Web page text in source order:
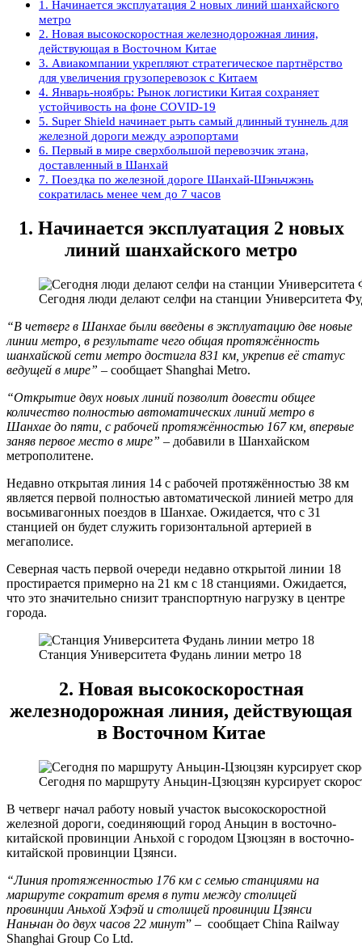
1. Начинается эксплуатация 2 новых линий шанхайского
метро
2. Новая высокоскоростная железнодорожная линия,
действующая в Восточном Китае
3. Авиакомпании укрепляют стратегическое партнёрство
для увеличения грузоперевозок с Китаем
4. Январь-ноябрь: Рынок логистики Китая сохраняет
устойчивость на фоне COVID-19
5. Super Shield начинает рыть самый длинный туннель для
железной дороги между аэропортами
6. Первый в мире сверхбольшой перевозчик этана,
доставленный в Шанхай
7. Поездка по железной дороге Шанхай-Шэньчжэнь
сократилась менее чем до 7 часов
1. Начинается эксплуатация 2 новых
линий шанхайского метро
Сегодня люди делают селфи на станции Университета
“В четверг в Шанхае были введены в эксплуатацию две новые
линии метро, в результате чего общая протяжённость
шанхайской сети метро достигла 831 км, укрепив её статус
ведущей в мире” – сообщает Shanghai Metro.
“Открытие двух новых линий позволит довести общее
количество полностью автоматических линий метро в
Шанхае до пяти, с рабочей протяжённостью 167 км, впервые
заняв первое место в мире” – добавили в Шанхайском
метрополитене.
Недавно открытая линия 14 с рабочей протяжённостью 38 км
является первой полностью автоматической линией метро для
восьмивагонных поездов в Шанхае. Ожидается, что с 31
станцией он будет служить горизонтальной артерией в
мегаполисе.
Северная часть первой очереди недавно открытой линии 18
простирается примерно на 21 км с 18 станциями. Ожидается,
что это значительно снизит транспортную нагрузку в центре
города.
Станция Университета Фудань линии метро 18
2. Новая высокоскоростная
железнодорожная линия, действующая
в Восточном Китае
Сегодня по маршруту Аньцин-Цзюцзян курсирует
В четверг начал работу новый участок высокоскоростной
железной дороги, соединяющий город Аньцин в восточно-
китайской провинции Аньхой с городом Цзюцзян в восточно-
китайской провинции Цзянси.
“Линия протяженностью 176 км с семью станциями на
маршруте сократит время в пути между столицей
провинции Аньхой Хэфэй и столицей провинции Цзянси
Наньчан до двух часов 22 минут” – сообщает China Railway
Shanghai Group Co Ltd.